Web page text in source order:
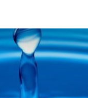
TODAS LAS GESTIONES